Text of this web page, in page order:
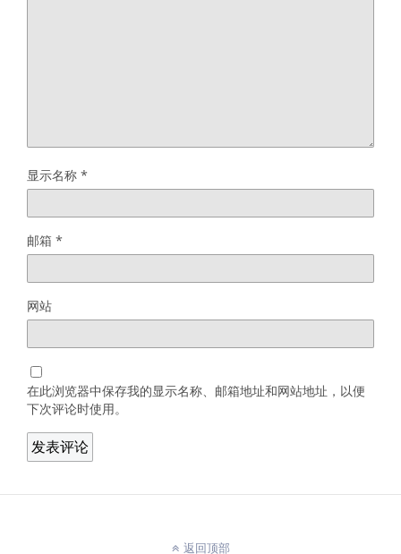
显示名称 *
邮箱 *
网站
在此浏览器中保存我的显示名称、邮箱地址和网站地址，以便
下次评论时使用。
返回顶部